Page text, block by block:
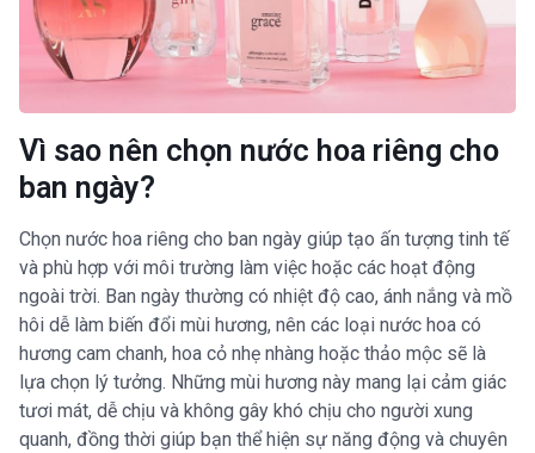
Vì sao nên chọn nước hoa riêng cho
ban ngày?
Chọn nước hoa riêng cho ban ngày giúp tạo ấn tượng tinh tế
và phù hợp với môi trường làm việc hoặc các hoạt động
ngoài trời. Ban ngày thường có nhiệt độ cao, ánh nắng và mồ
hôi dễ làm biến đổi mùi hương, nên các loại nước hoa có
hương cam chanh, hoa cỏ nhẹ nhàng hoặc thảo mộc sẽ là
lựa chọn lý tưởng. Những mùi hương này mang lại cảm giác
tươi mát, dễ chịu và không gây khó chịu cho người xung
quanh, đồng thời giúp bạn thể hiện sự năng động và chuyên